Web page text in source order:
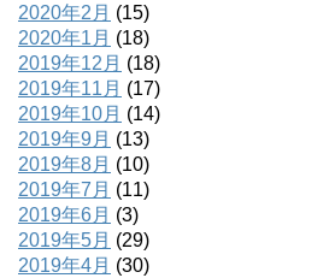
2020年2月 (15)
2020年1月 (18)
2019年12月 (18)
2019年11月 (17)
2019年10月 (14)
2019年9月 (13)
2019年8月 (10)
2019年7月 (11)
2019年6月 (3)
2019年5月 (29)
2019年4月 (30)